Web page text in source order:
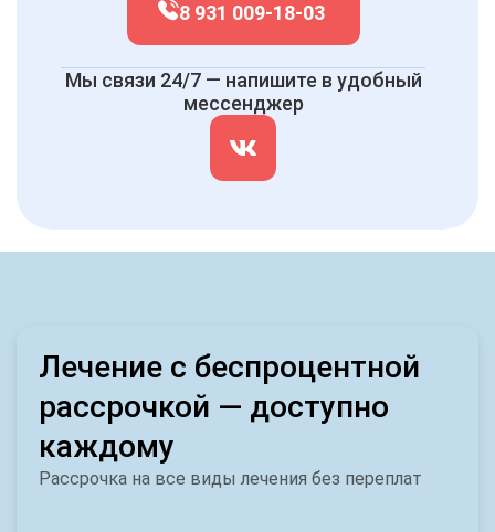
8 931 009-18-03
Мы связи 24/7 — напишите в удобный
мессенджер
Лечение с беспроцентной
рассрочкой — доступно
каждому
Рассрочка на все виды лечения без переплат